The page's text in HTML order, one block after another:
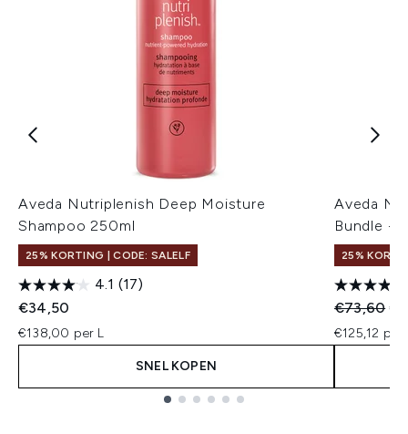
Aveda Nutriplenish Deep Moisture
Shampoo 250ml
25% KORTING | CODE: SALELF
4.1 (17)
€34,50
€138,00 per L
SNEL KOPEN
Aveda
Bundle -
25%
€73,60
€125,12 per